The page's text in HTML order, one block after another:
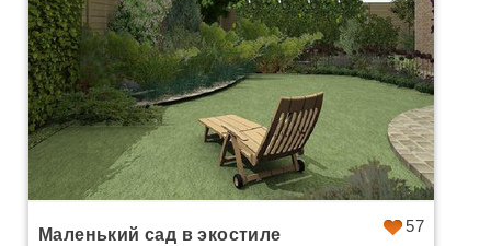
57
Маленький сад в экостиле